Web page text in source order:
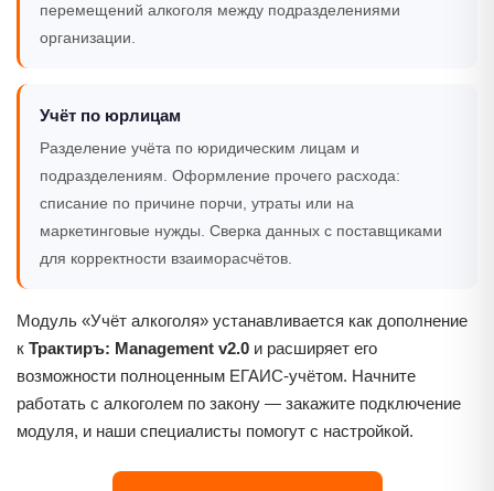
перемещений алкоголя между подразделениями
организации.
Учёт по юрлицам
Разделение учёта по юридическим лицам и
подразделениям. Оформление прочего расхода:
списание по причине порчи, утраты или на
маркетинговые нужды. Сверка данных с поставщиками
для корректности взаиморасчётов.
Модуль «Учёт алкоголя» устанавливается как дополнение
к Трактиръ: Management v2.0 и расширяет его
возможности полноценным ЕГАИС-учётом. Начните
работать с алкоголем по закону — закажите подключение
модуля, и наши специалисты помогут с настройкой.